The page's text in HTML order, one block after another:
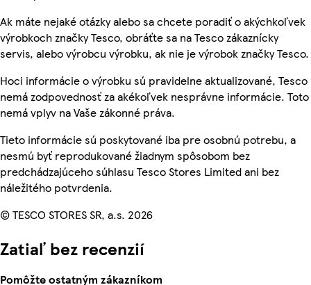
Ak máte nejaké otázky alebo sa chcete poradiť o akýchkoľvek
výrobkoch značky Tesco, obráťte sa na Tesco zákaznícky
servis, alebo výrobcu výrobku, ak nie je výrobok značky Tesco.
Hoci informácie o výrobku sú pravidelne aktualizované, Tesco
nemá zodpovednosť za akékoľvek nesprávne informácie. Toto
nemá vplyv na Vaše zákonné práva.
Tieto informácie sú poskytované iba pre osobnú potrebu, a
nesmú byť reprodukované žiadnym spôsobom bez
predchádzajúceho súhlasu Tesco Stores Limited ani bez
náležitého potvrdenia.
© TESCO STORES SR, a.s. 2026
Zatiaľ bez recenzií
Pomôžte ostatným zákazníkom